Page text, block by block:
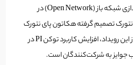
برای اولین بار از زمان راه‌اندازی شبکه باز (Open Network) در
تصمیم گرفته هکاتون پای نتورک
۲۰۲۵ را برگزار کند. هدف از این رویداد، افزایش کاربرد توکن PI در
به شرکت‌کنندگان است.